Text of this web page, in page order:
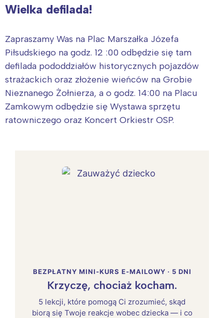
Wielka defilada!
Zapraszamy Was na Plac Marszałka Józefa
Piłsudskiego na godz. 12 :00 odbędzie się tam
defilada pododdziałów historycznych pojazdów
strażackich oraz złożenie wieńców na Grobie
Nieznanego Żołnierza, a o godz. 14:00 na Placu
Zamkowym odbędzie się Wystawa sprzętu
ratowniczego oraz Koncert Orkiestr OSP.
BEZPŁATNY MINI-KURS E-MAILOWY · 5 DNI
Krzyczę, chociaż kocham.
5 lekcji, które pomogą Ci zrozumieć, skąd
biorą się Twoje reakcje wobec dziecka — i co